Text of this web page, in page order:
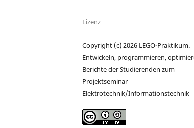
Lizenz
Copyright (c) 2026 LEGO-Praktikum.
Entwickeln, programmieren,
Berichte der Studierenden zum
Projektseminar
Elektrotechnik/Informationstechnik